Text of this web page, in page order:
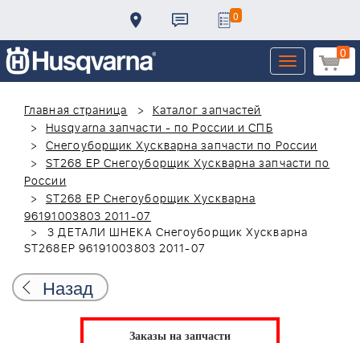
0
0
Toggle
navigation
Главная страница
Каталог запчастей
Husqvarna запчасти - по России и СПБ
Снегоуборщик Хускварна запчасти по России
ST268 EP Снегоуборщик Хускварна запчасти по
России
ST268 EP Снегоуборщик Хускварна
96191003803 2011-07
3 ДЕТАЛИ ШНЕКА Снегоуборщик Хускварна
ST268EP 96191003803 2011-07
Назад
Заказы на запчасти